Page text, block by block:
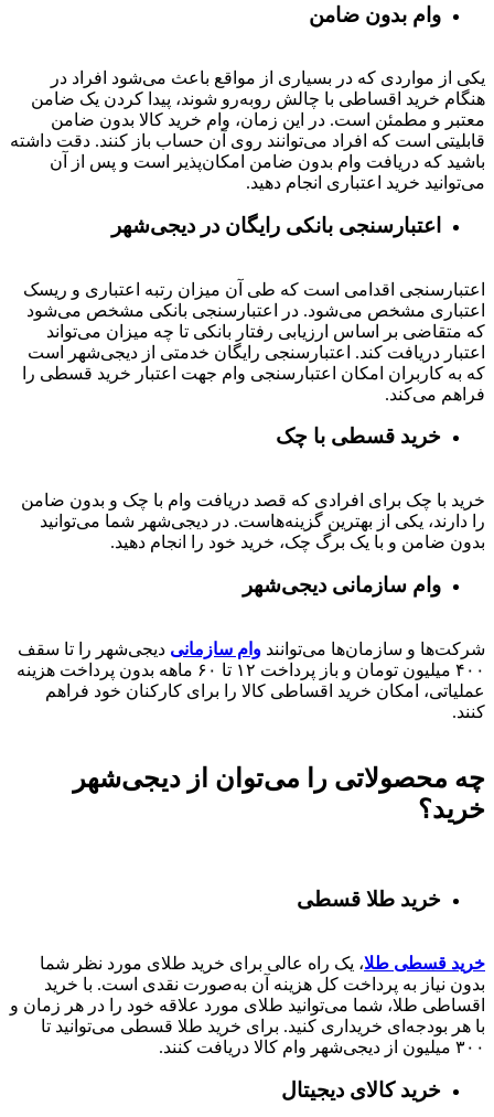
وام بدون ضامن
یکی از مواردی که در بسیاری از مواقع باعث می‌شود افراد در
هنگام خرید اقساطی با چالش روبه‌رو شوند، پیدا کردن یک ضامن
معتبر و مطمئن است. در این زمان، وام خرید کالا بدون ضامن
قابلیتی است که افراد می‌توانند روی آن حساب باز کنند. دقت داشته
باشید که دریافت وام بدون ضامن امکان‌پذیر است و پس از آن
می‌توانید خرید اعتباری انجام دهید.
اعتبارسنجی بانکی رایگان در دیجی‌شهر
اعتبارسنجی اقدامی است که طی آن میزان رتبه اعتباری و ریسک
اعتباری مشخص می‌شود. در اعتبارسنجی بانکی مشخص می‌شود
که متقاضی بر اساس ارزیابی رفتار بانکی تا چه میزان می‌تواند
اعتبار دریافت کند. اعتبارسنجی رایگان خدمتی از دیجی‌شهر است
که به کاربران امکان اعتبارسنجی وام جهت اعتبار خرید قسطی را
فراهم می‌کند.
خرید قسطی با چک
خرید با چک برای افرادی که قصد دریافت وام با چک و بدون ضامن
را دارند، یکی از بهترین گزینه‌هاست. در دیجی‌شهر شما می‌توانید
بدون ضامن و با یک برگ چک، خرید خود را انجام دهید.
وام سازمانی دیجی‌شهر
شرکت‌ها و سازمان‌ها می‌توانند وام سازمانی دیجی‌شهر را تا سقف
۴۰۰ میلیون تومان و باز پرداخت ۱۲ تا ۶۰
ماهه بدون پرداخت هزینه
عملیاتی، امکان خرید اقساطی کالا را برای کارکنان خود فراهم
کنند.
چه محصولاتی را می‌توان از دیجی‌شهر
خرید؟
خرید طلا قسطی
خرید قسطی طلا، یک راه عالی برای خرید طلای مورد نظر شما
بدون نیاز به پرداخت کل هزینه آن به‌صورت نقدی است. با خرید
اقساطی طلا، شما می‌توانید طلای مورد علاقه خود را در هر زمان و
با هر بودجه‌ای خریداری کنید. برای خرید طلا قسطی می‌توانید تا
۳۰۰ میلیون از دیجی‌شهر وام کالا دریافت کنند.
خرید کالای دیجیتال